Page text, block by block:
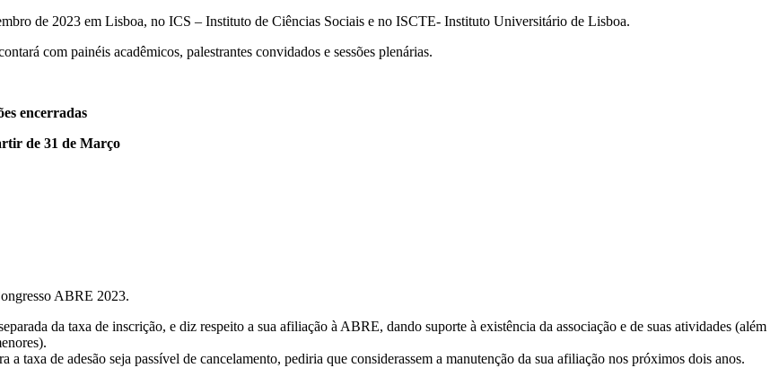
de 2023 em Lisboa, no ICS – Instituto de Ciências Sociais e no ISCTE- Instituto Universitário de Lisboa.
com painéis acadêmicos, palestrantes convidados e sessões plenárias.
encerradas
de 31 de Março
ABRE 2023.
da taxa de inscrição, e diz respeito a sua afiliação à ABRE, dando suporte à existência da associação e de suas atividades (além
taxa de adesão seja passível de cancelamento, pediria que considerassem a manutenção da sua afiliação nos próximos dois anos.